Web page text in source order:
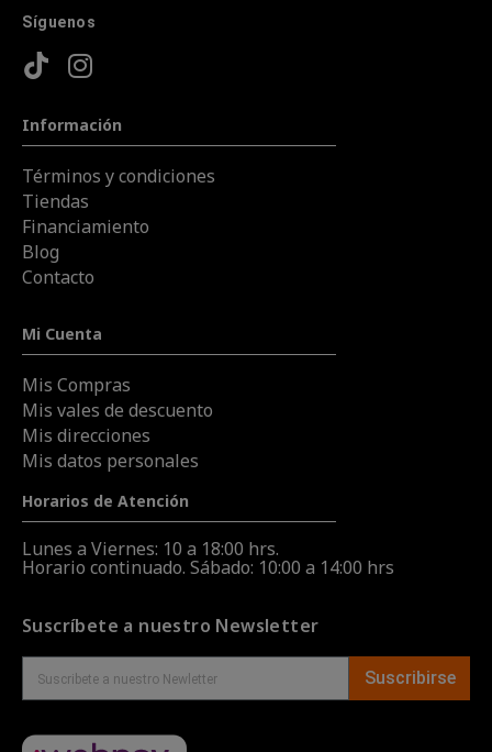
Síguenos
Información
Términos y condiciones
Tiendas
Financiamiento
Blog
Contacto
Mi Cuenta
Mis Compras
Mis vales de descuento
Mis direcciones
Mis datos personales
Horarios de Atención
Lunes a Viernes: 10 a 18:00 hrs.
Horario continuado. Sábado: 10:00 a 14:00 hrs
Suscríbete a nuestro Newsletter
Suscribirse